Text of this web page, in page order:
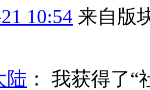
10:54 来自版
陆 ： 我获得了“